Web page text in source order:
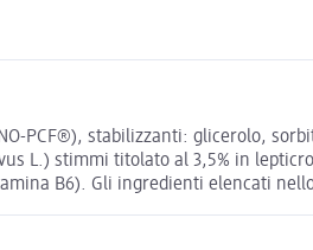
PCF®), stabilizzanti: glicerolo,
L.) stimmi titolato al 3,5% in
B6). Gli ingredienti elencati